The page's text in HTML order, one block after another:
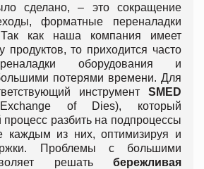
сделано, – это сокращение
форматные переналадки
Так как наша компания имеет
продуктов, то приходится часто
оборудования и
потерями времени. Для
инструмент SMED
Exchange of Dies), который
процесс разбить на подпроцессы
каждым из них, оптимизируя и
Проблемы с большими
решать бережливая